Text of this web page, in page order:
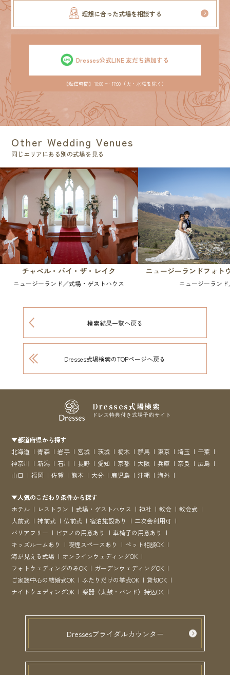
理想に合った式場を相談する
Dresses公式LINE 友だち追加する
【返信時間】10:00 〜 17:00（火・水曜を除く）
Other Wedding Venues
同じエリアにある別の式場を見る
チャペル・バイ・ザ・レイク
ニュージーランド／式場・ゲストハウス
ニュージーランドフォト
ニュージーランド
検索結果一覧へ戻る
Dresses式場検索のTOPページへ戻る
Dresses式場検索
ドレス特典付き式場予約サイト
▼都道府県から探す
北海道
青森 岩手 宮城 茨城 栃木 群馬 東京 埼玉
千葉
神奈川
新潟 石川 長野 愛知 京都 大阪 兵庫 奈良
広島
山口
福岡 佐賀 熊本 大分 鹿児島 沖縄 海外
▼人気のこだわり条件から探す
ホテル
レストラン 式場・ゲストハウス 神社 教会
教会式
人前式
神前式 仏前式 宿泊施設あり
二次会利用可
バリアフリー
ピアノの用意あり
車椅子の用意あり
キッズルームあり
喫煙スペースあり
ペット相談OK
海が見える式場
オンラインウェディングOK
フォトウェディングのみOK
ガーデンウェディングOK
ご家族中心の結婚式OK
ふたりだけの挙式OK
貸切OK
ナイトウェディングOK
楽器（太鼓・バンド）持込OK
Dressesブライダルカウンター